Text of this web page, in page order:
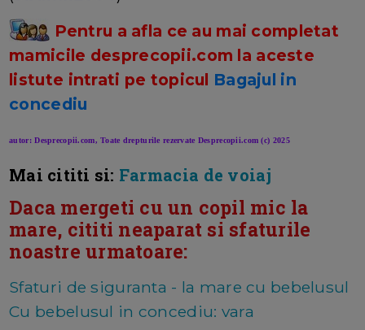
Pentru a afla ce au mai completat
mamicile desprecopii.com la aceste
listute intrati pe topicul Bagajul in
concediu
autor: Desprecopii.com, Toate drepturile rezervate Desprecopii.com (c) 2025
Mai cititi si: Farmacia de voiaj
Daca mergeti cu un copil mic la
mare, cititi neaparat si sfaturile
noastre urmatoare:
Sfaturi de siguranta - la mare cu bebelusul
Cu bebelusul in concediu: vara